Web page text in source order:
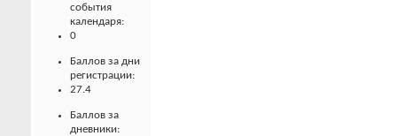
события
календаря:
0
Баллов за дни
регистрации:
27.4
Баллов за
дневники: